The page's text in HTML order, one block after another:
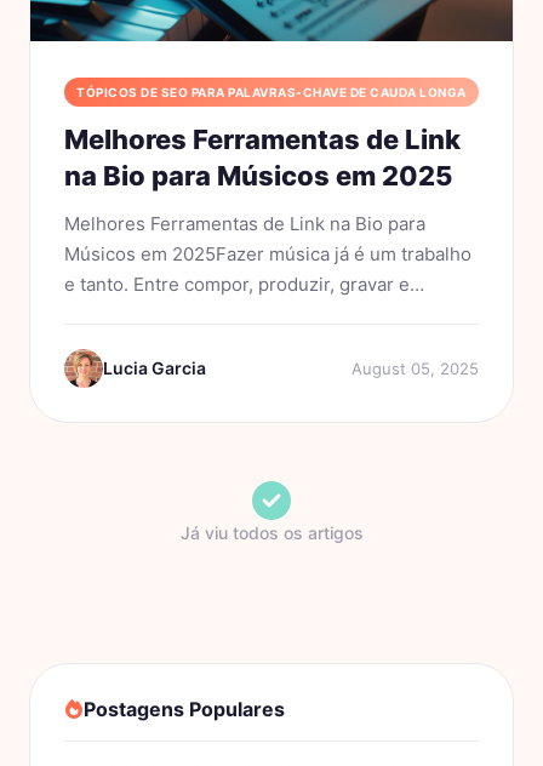
TÓPICOS DE SEO PARA PALAVRAS-CHAVE DE CAUDA LONGA
Melhores Ferramentas de Link
na Bio para Músicos em 2025
Melhores Ferramentas de Link na Bio para
Músicos em 2025Fazer música já é um trabalho
e tanto. Entre compor, produzir, gravar e
preocupar. E com tantas plataformas disputando
a atenção do público,...
Lucia Garcia August 05, 2025
Já viu todos os artigos
Postagens Populares